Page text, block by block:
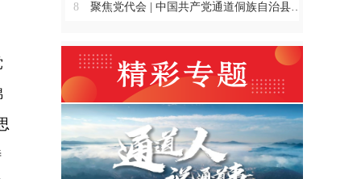
8 聚焦党代会 | 中国共产党通道侗族自治县第十四次代表大会主席团举行第三、四、五、六次会议